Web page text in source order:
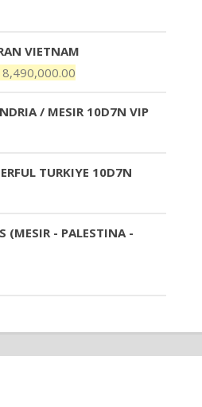
VIETNAM
/ MESIR 10D7N VIP
TURKIYE 10D7N
(MESIR - PALESTINA -